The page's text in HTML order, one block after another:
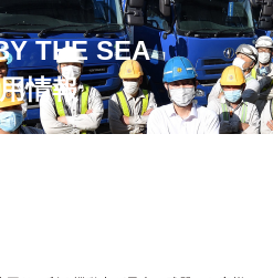
情報
THE SEA